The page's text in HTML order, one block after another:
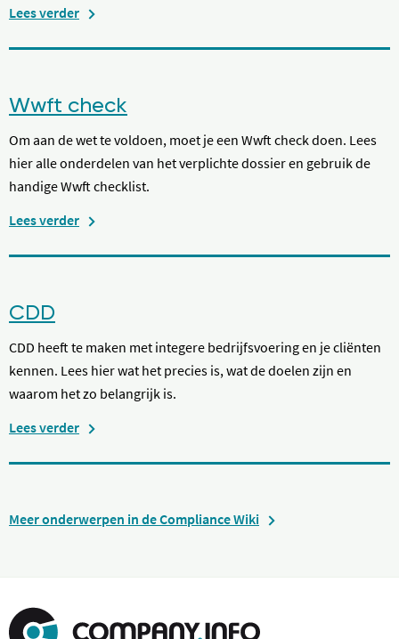
Lees verder
Wwft check
Om aan de wet te voldoen, moet je een Wwft check doen. Lees
hier alle onderdelen van het verplichte dossier en gebruik de
handige Wwft checklist.
Lees verder
CDD
CDD heeft te maken met integere bedrijfsvoering en je cliënten
kennen. Lees hier wat het precies is, wat de doelen zijn en
waarom het zo belangrijk is.
Lees verder
Meer onderwerpen in de Compliance Wiki